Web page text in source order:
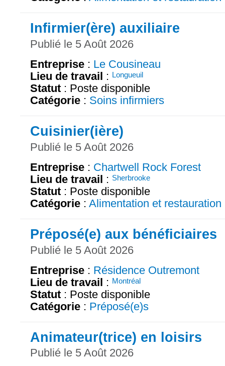
Infirmier(ère) auxiliaire
Publié le 5 Août 2026
Entreprise : Le Cousineau
Lieu de travail : Longueuil
Statut : Poste disponible
Catégorie : Soins infirmiers
Cuisinier(ière)
Publié le 5 Août 2026
Entreprise : Chartwell Rock Forest
Lieu de travail : Sherbrooke
Statut : Poste disponible
Catégorie : Alimentation et restauration
Préposé(e) aux bénéficiaires
Publié le 5 Août 2026
Entreprise : Résidence Outremont
Lieu de travail : Montréal
Statut : Poste disponible
Catégorie : Préposé(e)s
Animateur(trice) en loisirs
Publié le 5 Août 2026